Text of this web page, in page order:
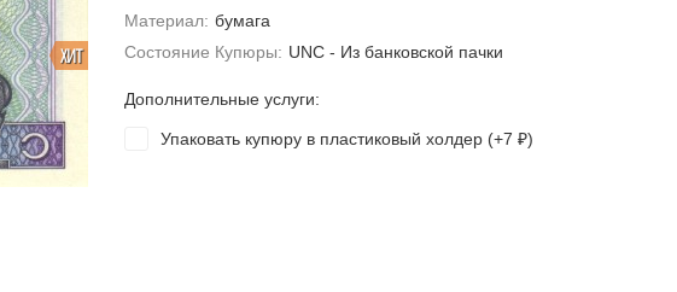
ХИТ
Материал: бумага
Состояние Купюры: UNC - Из банковской пачки
Дополнительные услуги:
Упаковать купюру в пластиковый холдер (+7 ₽)